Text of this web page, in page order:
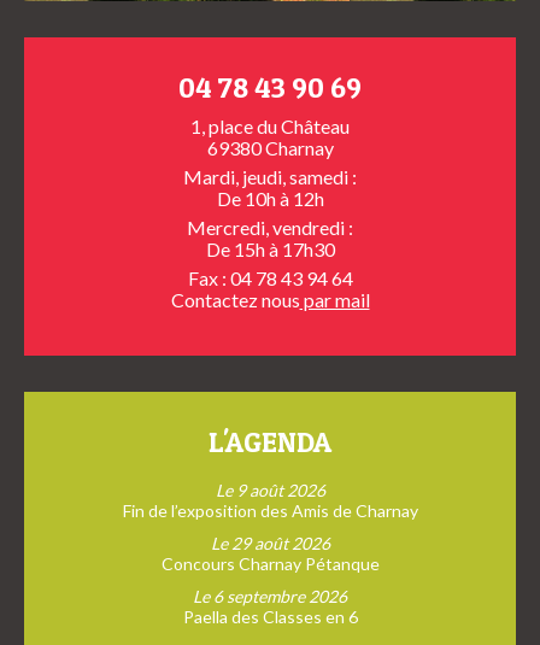
04 78 43 90 69
1, place du Château
69380 Charnay
Mardi, jeudi, samedi :
De 10h à 12h
Mercredi, vendredi :
De 15h à 17h30
Fax : 04 78 43 94 64
Contactez nous par mail
L'AGENDA
Le 9 août 2026
Fin de l’exposition des Amis de Charnay
Le 29 août 2026
Concours Charnay Pétanque
Le 6 septembre 2026
Paella des Classes en 6